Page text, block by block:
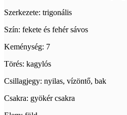
Szerkezete: trigonális
Szín: fekete és fehér sávos
Keménység: 7
Törés: kagylós
Csillagjegy: nyilas, vízöntő, bak
Csakra: gyökér csakra